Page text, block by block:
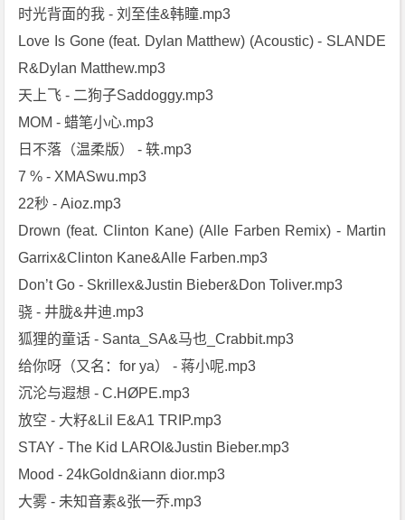
时光背面的我 - 刘至佳&韩瞳.mp3
Love Is Gone (feat. Dylan Matthew) (Acoustic) - SLANDE
R&Dylan Matthew.mp3
天上飞 - 二狗子Saddoggy.mp3
MOM - 蜡笔小心.mp3
日不落（温柔版） - 轶.mp3
7 % - XMASwu.mp3
22秒 - Aioz.mp3
Drown (feat. Clinton Kane) (Alle Farben Remix) - Martin
Garrix&Clinton Kane&Alle Farben.mp3
Don’t Go - Skrillex&Justin Bieber&Don Toliver.mp3
骁 - 井胧&井迪.mp3
狐狸的童话 - Santa_SA&马也_Crabbit.mp3
给你呀（又名：for ya） - 蒋小呢.mp3
沉沦与遐想 - C.HØPE.mp3
放空 - 大籽&Lil E&A1 TRIP.mp3
STAY - The Kid LAROI&Justin Bieber.mp3
Mood - 24kGoldn&iann dior.mp3
大雾 - 未知音素&张一乔.mp3